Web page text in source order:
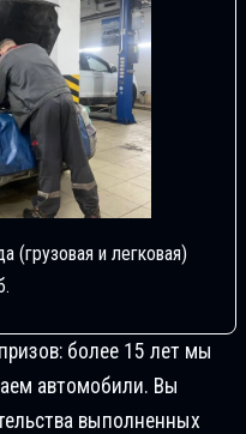
(грузовая и легковая)
более 15 лет мы
автомобили. Вы
выполненных